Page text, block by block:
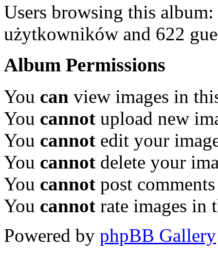
Users browsing this
użytkowników and 622
Album Permissions
You can view images in
You cannot upload new
You cannot edit your
You cannot delete your
You cannot post
You cannot rate images in
Powered by phpBB Gallery